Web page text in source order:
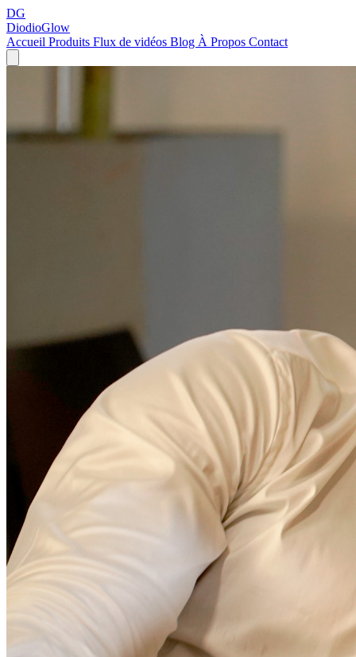
DG
DiodioGlow
Accueil Produits Flux de vidéos Blog À Propos Contact